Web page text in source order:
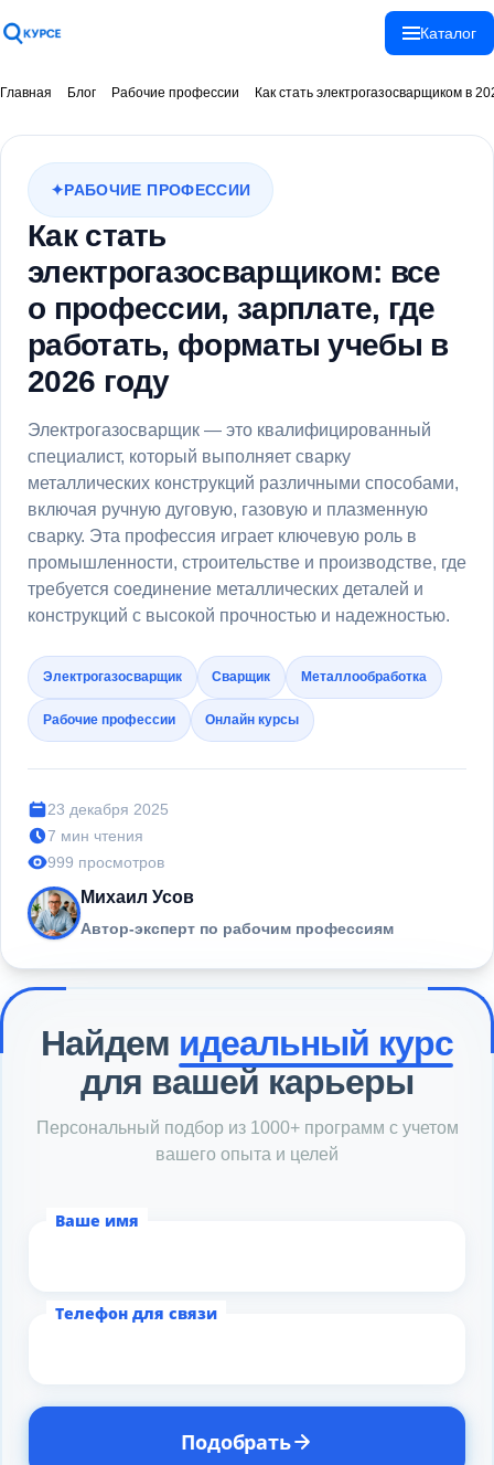
Каталог
Главная Блог Рабочие профессии Как стать электрогазосварщиком в
РАБОЧИЕ ПРОФЕССИИ
Как стать
электрогазосварщиком: все
о профессии, зарплате, где
работать, форматы учебы в
2026 году
Электрогазосварщик — это квалифицированный
специалист, который выполняет сварку
металлических конструкций различными способами,
включая ручную дуговую, газовую и плазменную
сварку. Эта профессия играет ключевую роль в
промышленности, строительстве и производстве, где
требуется соединение металлических деталей и
конструкций с высокой прочностью и надежностью.
Электрогазосварщик Сварщик Металлообработка
Рабочие профессии Онлайн курсы
23 декабря 2025
7 мин чтения
999 просмотров
Михаил Усов
Автор-эксперт по рабочим профессиям
Найдем идеальный курс
для вашей карьеры
Персональный подбор из 1000+ программ с учетом
вашего опыта и целей
Ваше имя
Телефон для связи
Подобрать
Ваше сообщение